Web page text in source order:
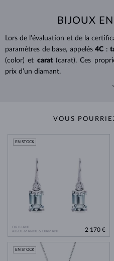
BIJOUX EN
Lors de l’évaluation et de la
paramètres de base, appelés 4C :
(color) et carat (carat). Ces
prix d’un diamant.
VOUS
OR BLANC
AIGUE-MARINE & DIAMANT
EN STOCK
2 170 €
EN STOCK